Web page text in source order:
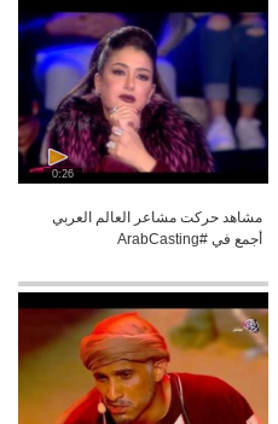
0:26
مشاهد حركت مشاعر العالم العربي
أجمع في #ArabCasting